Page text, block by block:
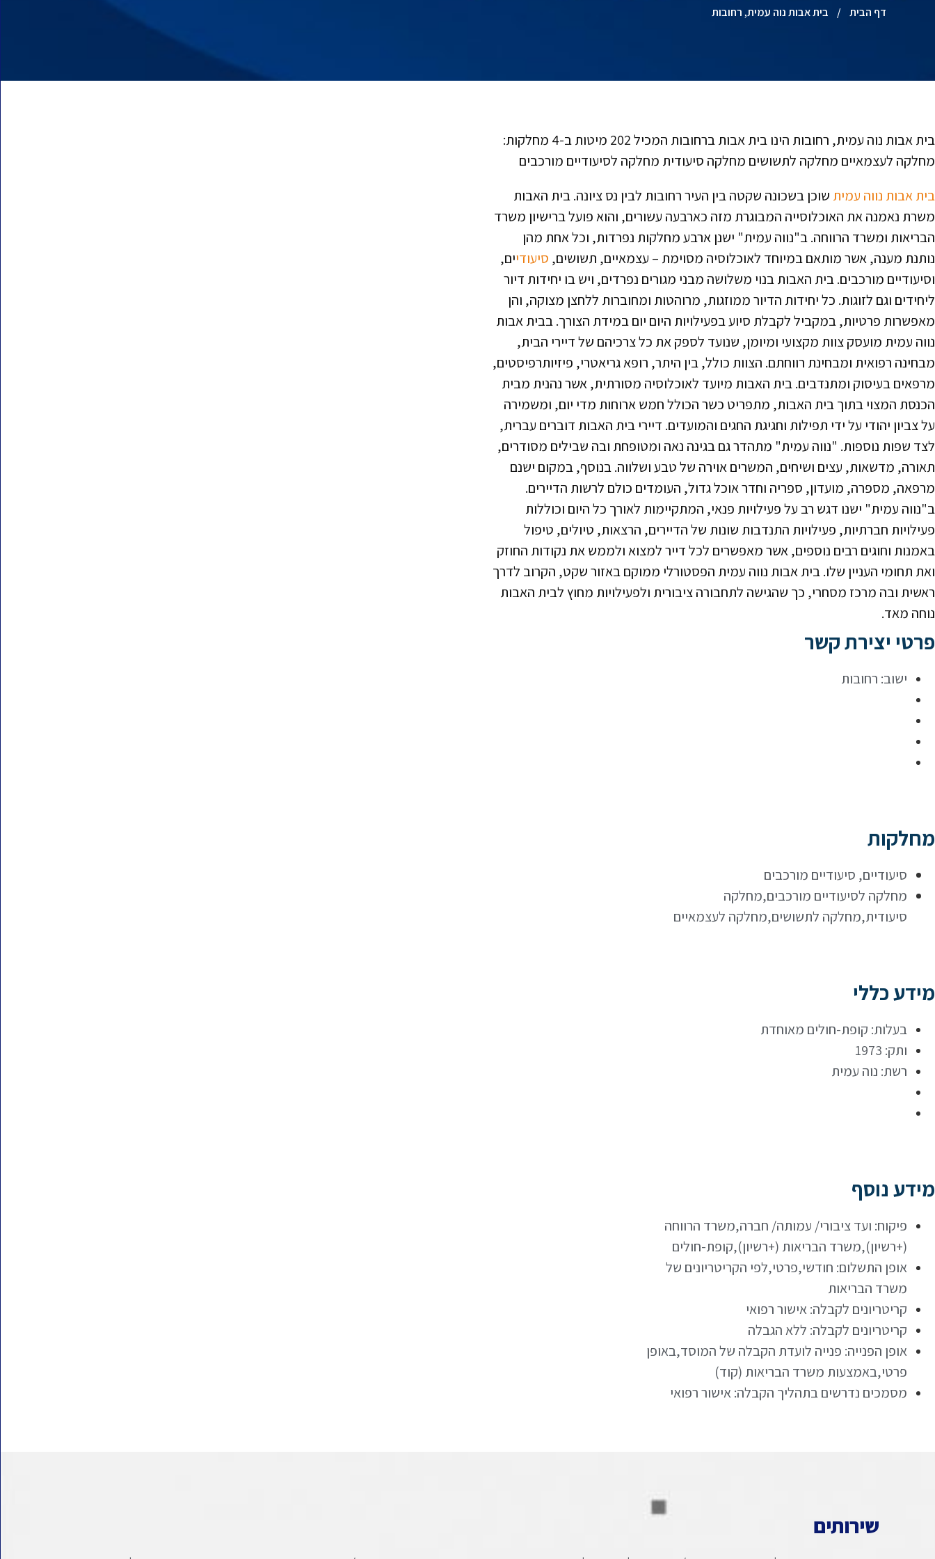
דף הבית / בית אבות נוה עמית, רחובות
בית אבות נוה עמית, רחובות הינו בית אבות ברחובות המכיל 202 מיטות ב-4 מחלקות:
מחלקה לעצמאיים מחלקה לתשושים מחלקה סיעודית מחלקה לסיעודיים מורכבים
בית אבות נווה עמית שוכן בשכונה שקטה בין העיר רחובות לבין נס ציונה. בית האבות
משרת נאמנה את האוכלוסייה המבוגרת מזה כארבעה עשורים, והוא פועל ברישיון משרד
הבריאות ומשרד הרווחה. ב"נווה עמית" ישנן ארבע מחלקות נפרדות, וכל אחת מהן
נותנת מענה, אשר מותאם במיוחד לאוכלוסיה מסוימת – עצמאיים, תשושים, סיעודיים,
וסיעודיים מורכבים. בית האבות בנוי משלושה מבני מגורים נפרדים, ויש בו יחידות דיור
ליחידים וגם לזוגות. כל יחידות הדיור ממוזגות, מרוהטות ומחוברות ללחצן מצוקה, והן
מאפשרות פרטיות, במקביל לקבלת סיוע בפעילויות היום יום במידת הצורך. בבית אבות
נווה עמית מועסק צוות מקצועי ומיומן, שנועד לספק את כל צרכיהם של דיירי הבית,
מבחינה רפואית ומבחינת רווחתם. הצוות כולל, בין היתר, רופא גריאטרי, פיזיותרפיסטים,
מרפאים בעיסוק ומתנדבים. בית האבות מיועד לאוכלוסיה מסורתית, אשר נהנית מבית
הכנסת המצוי בתוך בית האבות, מתפריט כשר הכולל חמש ארוחות מדי יום, ומשמירה
על צביון יהודי על ידי תפילות וחגיגת החגים והמועדים. דיירי בית האבות דוברים עברית,
לצד שפות נוספות. "נווה עמית" מתהדר גם בגינה נאה ומטופחת ובה שבילים מסודרים,
תאורה, מדשאות, עצים ושיחים, המשרים אוירה של טבע ושלווה. בנוסף, במקום ישנם
מרפאה, מספרה, מועדון, ספריה וחדר אוכל גדול, העומדים כולם לרשות הדיירים.
ב"נווה עמית" ישנו דגש רב על פעילויות פנאי, המתקיימות לאורך כל היום וכוללות
פעילויות חברתיות, פעילויות התנדבות שונות של הדיירים, הרצאות, טיולים, טיפול
באמנות וחוגים רבים נוספים, אשר מאפשרים לכל דייר למצוא ולממש את נקודות החוזק
ואת תחומי העניין שלו. בית אבות נווה עמית הפסטורלי ממוקם באזור שקט, הקרוב לדרך
ראשית ובה מרכז מסחרי, כך שהגישה לתחבורה ציבורית ולפעילויות מחוץ לבית האבות
נוחה מאד.
פרטי יצירת קשר
ישוב: רחובות
מחלקות
סיעודיים, סיעודיים מורכבים
מחלקה לסיעודיים מורכבים,מחלקה
סיעודית,מחלקה לתשושים,מחלקה לעצמאיים
מידע כללי
בעלות: קופת-חולים מאוחדת
ותק: 1973
רשת: נוה עמית
מידע נוסף
פיקוח: ועד ציבורי/ עמותה/ חברה,משרד הרווחה
(+רשיון),משרד הבריאות (+רשיון),קופת-חולים
אופן התשלום: חודשי,פרטי,לפי הקריטריונים של
משרד הבריאות
קריטריונים לקבלה: אישור רפואי
קריטריונים לקבלה: ללא הגבלה
אופן הפנייה: פנייה לועדת הקבלה של המוסד,באופן
פרטי,באמצעות משרד הבריאות (קוד)
מסמכים נדרשים בתהליך הקבלה: אישור רפואי
שירותים